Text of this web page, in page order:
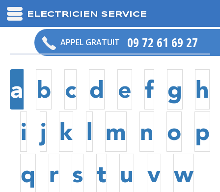
ELECTRICIEN SERVICE
APPEL GRATUIT 09 72 61 69 27
a b c d e f g h
i j k l m n o p
q r s t u v w